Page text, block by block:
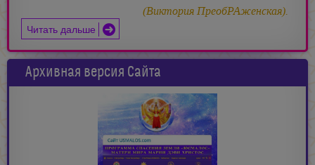
(Виктория ПреобРАженская).
Читать дальше
Архивная версия Сайта